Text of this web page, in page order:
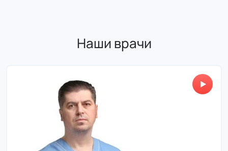
цена с налоговым вычетом
Иссечение "анальной бахромки" аппаратом
"Surgitron"
Наши врачи